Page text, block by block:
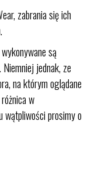
zabrania się ich
są
jednak, ze
na którym oglądane
w
wątpliwości prosimy o